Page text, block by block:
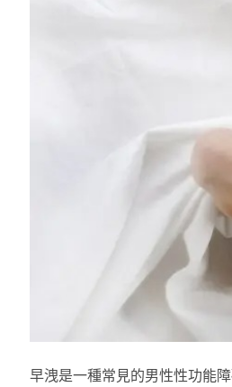
早洩是一種常見的男性性功能